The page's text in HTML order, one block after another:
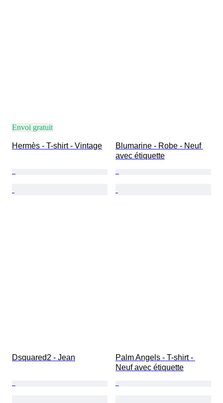
Envoi gratuit
Hermès - T-shirt - Vintage
Blumarine - Robe - Neuf
avec étiquette
Dsquared2 - Jean
Palm Angels - T-shirt -
Neuf avec étiquette